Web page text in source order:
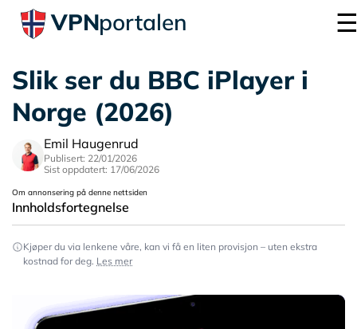
VPNportalen
Slik ser du BBC iPlayer i
Norge (2026)
Emil Haugenrud
Publisert: 22/01/2026
Sist oppdatert: 17/06/2026
Om annonsering på denne nettsiden
Innholdsfortegnelse
Kjøper du via lenkene våre, kan vi få en liten provisjon – uten ekstra
kostnad for deg. Les mer